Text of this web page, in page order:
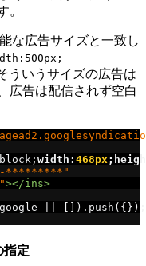
。
な広告サイズと一致し
ういうサイズの広告は
広告は配信されず空白
block ; width : 468px;
*********"
></ins>
[]). push ({});
指定